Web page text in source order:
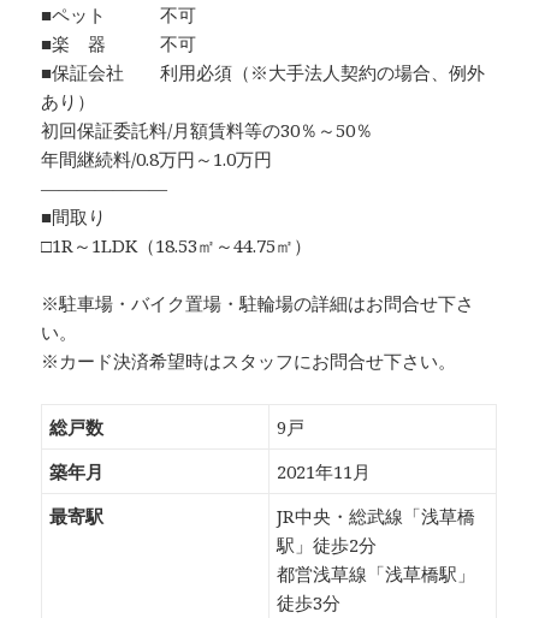
■ペット 不可
■楽 器 不可
■保証会社 利用必須（※大手法人契約の場合、例外
あり）
初回保証委託料/月額賃料等の30％～50％
年間継続料/0.8万円～1.0万円
―――――――
■間取り
□1R～1LDK（18.53㎡～44.75㎡）
※駐車場・バイク置場・駐輪場の詳細はお問合せ下さ
い。
※カード決済希望時はスタッフにお問合せ下さい。
総戸数
9戸
築年月
2021年11月
最寄駅
JR中央・総武線「浅草橋
駅」徒歩2分
都営浅草線「浅草橋駅」
徒歩3分